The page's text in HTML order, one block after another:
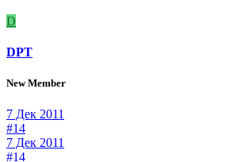
D
DPT
New Member
7 Дек 2011
#14
7 Дек 2011
#14